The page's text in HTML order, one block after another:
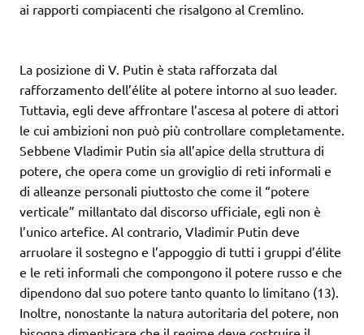
ai rapporti compiacenti che risalgono al Cremlino.
La posizione di V. Putin è stata rafforzata dal
rafforzamento dell’élite al potere intorno al suo leader.
Tuttavia, egli deve affrontare l’ascesa al potere di attori
le cui ambizioni non può più controllare completamente.
Sebbene Vladimir Putin sia all’apice della struttura di
potere, che opera come un groviglio di reti informali e
di alleanze personali piuttosto che come il “potere
verticale” millantato dal discorso ufficiale, egli non è
l’unico artefice. Al contrario, Vladimir Putin deve
arruolare il sostegno e l’appoggio di tutti i gruppi d’élite
e le reti informali che compongono il potere russo e che
dipendono dal suo potere tanto quanto lo limitano (13).
Inoltre, nonostante la natura autoritaria del potere, non